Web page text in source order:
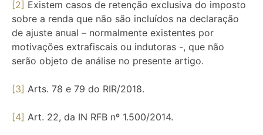
[2] Existem casos de retenção exclusiva do imposto
sobre a renda que não são incluídos na declaração
de ajuste anual – normalmente existentes por
motivações extrafiscais ou indutoras -, que não
serão objeto de análise no presente artigo.
[3] Arts. 78 e 79 do RIR/2018.
[4] Art. 22, da IN RFB nº 1.500/2014.